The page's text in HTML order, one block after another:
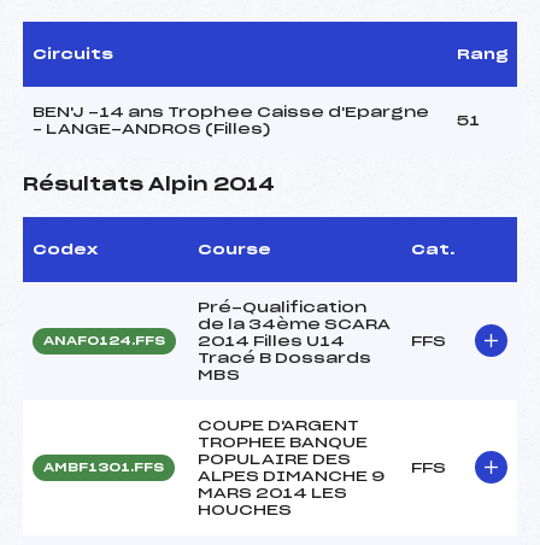
Circuits Rang
BEN'J -14 ans Trophee Caisse d'Epargne
– LANGE-ANDROS (Filles)
51
Résultats Alpin 2014
Codex Course Cat.
ANAF0124.FFS
Pré-Qualification
de la 34ème SCARA
2014 Filles U14
Tracé B Dossards
MBS
FFS
AMBF1301.FFS
COUPE D'ARGENT
TROPHEE BANQUE
POPULAIRE DES
ALPES DIMANCHE 9
MARS 2014 LES
HOUCHES
FFS